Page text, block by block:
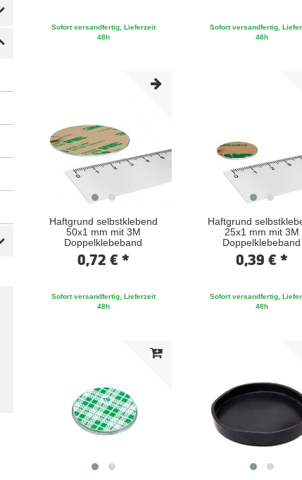
Sofort versandfertig, Lieferzeit
48h
Sofort versandfertig,
48h
Haftgrund selbstklebend
50x1 mm mit 3M
Doppelklebeband
0,72 € *
Sofort versandfertig, Lieferzeit
48h
Haftgrund
25x1 mm mit 3M
Doppelklebeband
0,39 € *
Sofort versandfertig,
48h